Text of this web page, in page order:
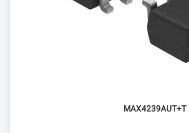
MAX4239AUT+T